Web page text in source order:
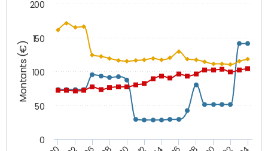
Montants (€)
0
50
100
150
200